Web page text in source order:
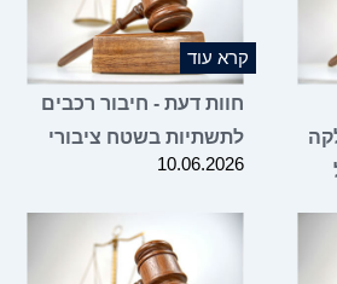
קרא עוד
חוות דעת - חיבור רכבים
לתשתיות בשטח ציבורי
10.06.2026